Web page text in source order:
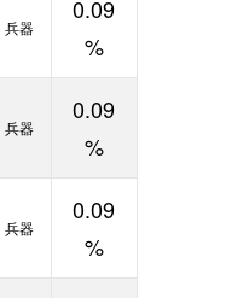
兵器
0.09
%
兵器
0.09
%
兵器
0.09
%